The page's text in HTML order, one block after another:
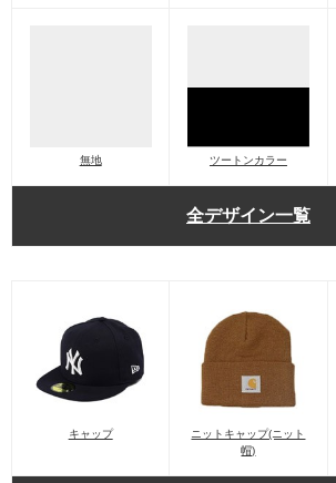
無地 ツートンカラー
全デザイン一覧
キャップ
ニットキャップ(ニット
帽)